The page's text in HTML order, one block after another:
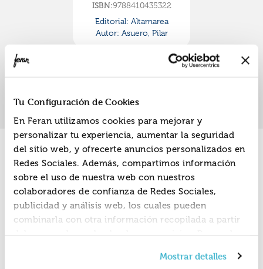
Tu Configuración de Cookies
En Feran utilizamos cookies para mejorar y
personalizar tu experiencia, aumentar la seguridad
del sitio web, y ofrecerte anuncios personalizados en
Redes Sociales. Además, compartimos información
sobre el uso de nuestra web con nuestros
colaboradores de confianza de Redes Sociales,
publicidad y análisis web, los cuales pueden
combinarla con otra información recopilada a partir
del uso que hayas hecho de sus servicios. Recuerda
consentimiento en cualquier momento. Para más
Mostrar detalles
ISBN:9788410435322
Editorial: Altamarea
Autor: Asuero, Pilar
Promociones